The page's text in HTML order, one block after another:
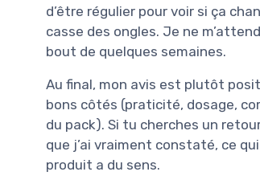
d’être régulier pour voir si ça
casse des ongles. Je ne
bout de quelques semaines.
Au final, mon avis est plutôt
bons côtés (praticité, dosage,
du pack). Si tu cherches un
que j’ai vraiment constaté, ce
produit a du sens.